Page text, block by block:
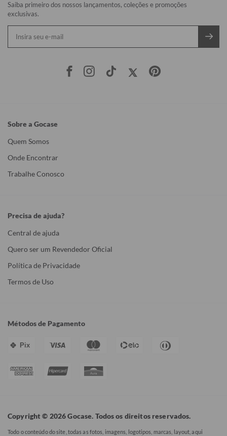
Saiba primeiro dos nossos lançamentos, coleções e promoções
exclusivas.
Sobre a Gocase
Quem Somos
Onde Encontrar
Trabalhe Conosco
Precisa de ajuda?
Central de ajuda
Quero ser um Revendedor Oficial
Política de Privacidade
Termos de Uso
Métodos de Pagamento
Pix
Copyright © 2026 Gocase. Todos os direitos reservados.
Todo o conteúdo do site, todas as fotos, imagens, logotipos, marcas, layout, aqui